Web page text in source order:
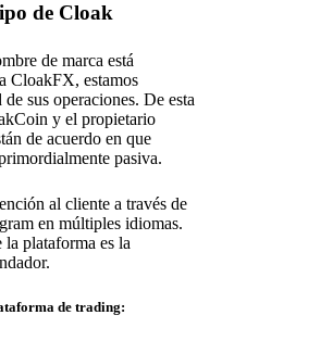
de Cloak
de marca está
CloakFX, estamos
sus operaciones. De esta
y el propietario
de acuerdo en que
pasiva.
al cliente a través de
en múltiples idiomas.
plataforma es la
de trading: